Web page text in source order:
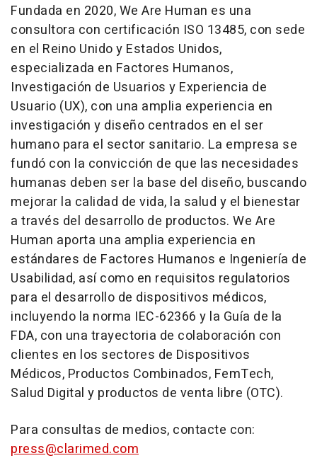
Fundada en 2020, We Are Human es una
consultora con certificación ISO 13485, con sede
en el Reino Unido y Estados Unidos,
especializada en Factores Humanos,
Investigación de Usuarios y Experiencia de
Usuario (UX), con una amplia experiencia en
investigación y diseño centrados en el ser
humano para el sector sanitario. La empresa se
fundó con la convicción de que las necesidades
humanas deben ser la base del diseño, buscando
mejorar la calidad de vida, la salud y el bienestar
a través del desarrollo de productos. We Are
Human aporta una amplia experiencia en
estándares de Factores Humanos e Ingeniería de
Usabilidad, así como en requisitos regulatorios
para el desarrollo de dispositivos médicos,
incluyendo la norma IEC-62366 y la Guía de la
FDA, con una trayectoria de colaboración con
clientes en los sectores de Dispositivos
Médicos, Productos Combinados, FemTech,
Salud Digital y productos de venta libre (OTC).
Para consultas de medios, contacte con:
press@clarimed.com